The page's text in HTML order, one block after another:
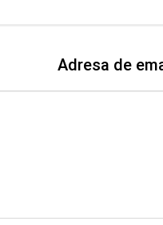
Adresa de